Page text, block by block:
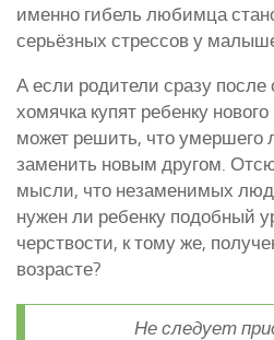
именно гибель любимца
серьёзных стрессов у
А если родители сразу после
хомячка купят ребенку
может решить, что умершего
заменить новым другом.
мысли, что незаменимых
нужен ли ребенку подобный
черствости, к тому же,
возрасте?
Не следует